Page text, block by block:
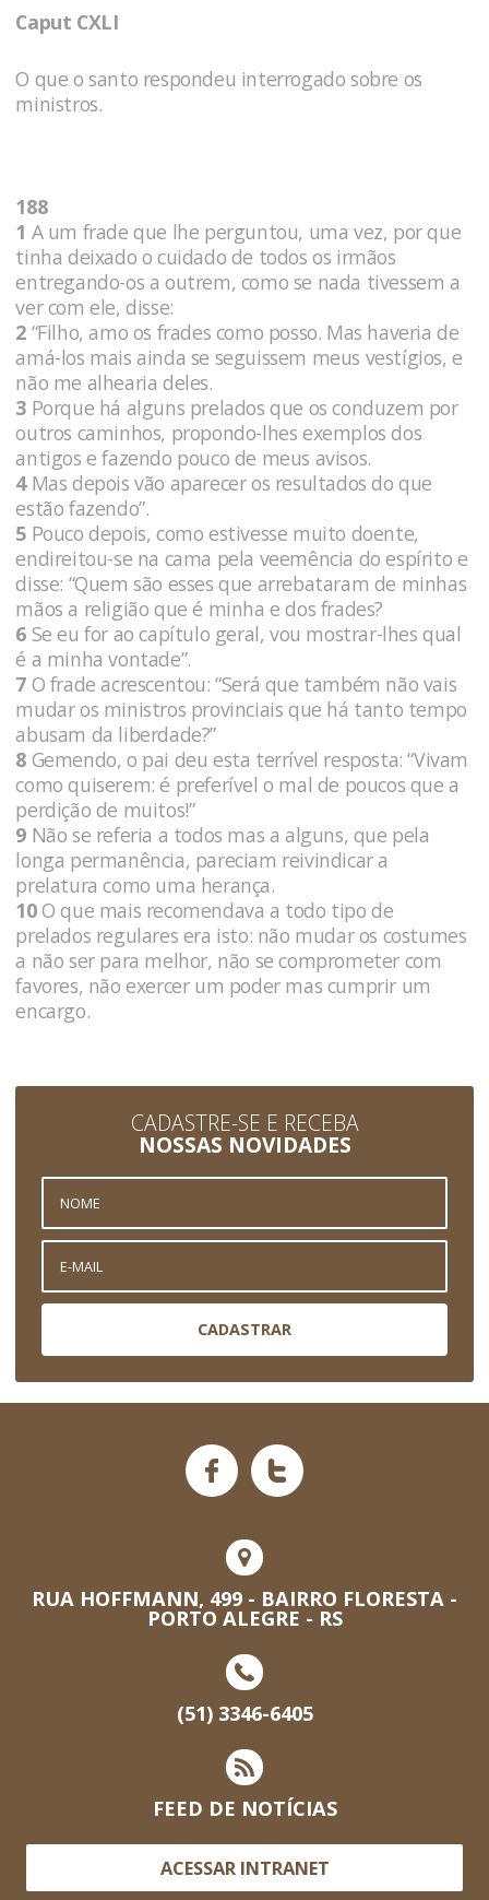
Caput CXLI
O que o santo respondeu interrogado sobre os
ministros.
188
1 A um frade que lhe perguntou, uma vez, por que
tinha deixado o cuidado de todos os irmãos
entregando-os a outrem, como se nada tivessem a
ver com ele, disse:
2 “Filho, amo os frades como posso. Mas haveria de
amá-los mais ainda se seguissem meus vestígios, e
não me alhearia deles.
3 Porque há alguns prelados que os conduzem por
outros caminhos, propondo-lhes exemplos dos
antigos e fazendo pouco de meus avisos.
4Mas depois vão aparecer os resultados do que
estão fazendo”.
5 Pouco depois, como estivesse muito doente,
endireitou-se na cama pela veemência do espírito e
disse: “Quem são esses que arrebataram de minhas
mãos a religião que é minha e dos frades?
6 Se eu for ao capítulo geral, vou mostrar-lhes qual
é a minha vontade”.
7 O frade acrescentou: “Será que também não vais
mudar os ministros provinciais que há tanto tempo
abusam da liberdade?”
8 Gemendo, o pai deu esta terrível resposta: “Vivam
como quiserem: é preferível o mal de poucos que a
perdição de muitos!”
9 Não se referia a todos mas a alguns, que pela
longa permanência, pareciam reivindicar a
prelatura como uma herança.
10O que mais recomendava a todo tipo de
prelados regulares era isto: não mudar os costumes
a não ser para melhor, não se comprometer com
favores, não exercer um poder mas cumprir um
encargo.
CADASTRE-SE E RECEBA
NOSSAS NOVIDADES
CADASTRAR
RUA HOFFMANN, 499 - BAIRRO FLORESTA -
PORTO ALEGRE - RS
(51) 3346-6405
FEED DE NOTÍCIAS
ACESSAR INTRANET